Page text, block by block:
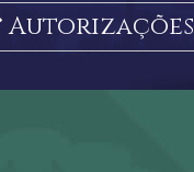
Autorizações